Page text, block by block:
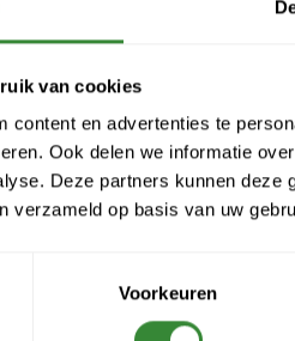
van cookies
content en advertenties te
Ook delen we informatie
Deze partners kunnen
verzameld op basis van uw
Voorkeuren
3-fase laadpaal
Vermogen 7,4kW of
Geschikt voor alle